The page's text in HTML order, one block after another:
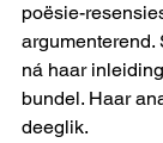
poësie-
argumenterend.
ná haar
bundel. Haar
deeglik.